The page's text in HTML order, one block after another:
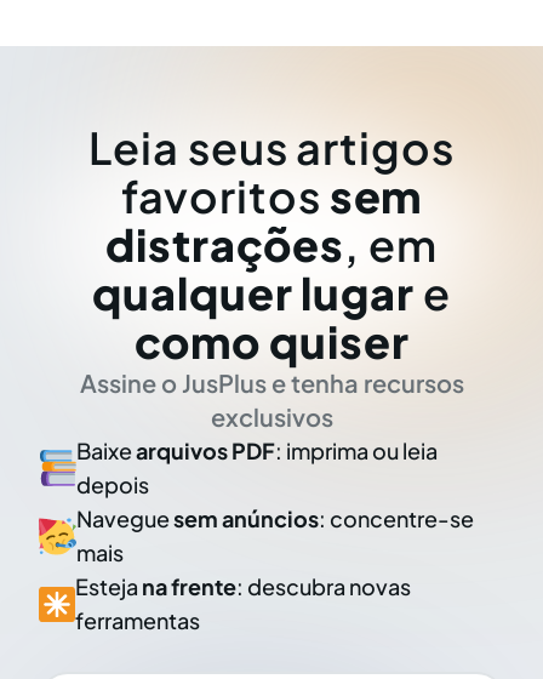
Leia seus artigos
favoritos sem
distrações, em
qualquer lugar e
como quiser
Assine o JusPlus e tenha recursos
exclusivos
Baixearquivos PDF: imprima ou leia
depois
Naveguesem anúncios: concentre-se
mais
Esteja na frente: descubra novas
ferramentas